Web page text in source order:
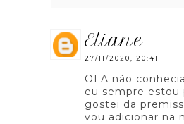
eliane
27/11/2020, 20:41
OLA não
eu sempre estou
gostei da
vou adicionar na